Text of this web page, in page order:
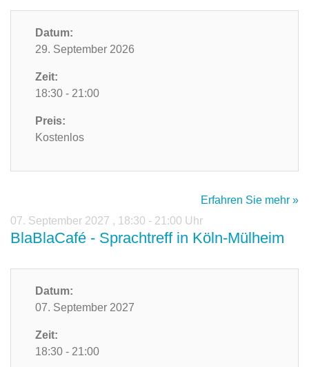
Datum:
29. September 2026
Zeit:
18:30 - 21:00
Preis:
Kostenlos
Erfahren Sie mehr »
07. September 2027 , 18:30 - 21:00 Uhr
BlaBlaCafé - Sprachtreff in Köln-Mülheim
Datum:
07. September 2027
Zeit:
18:30 - 21:00